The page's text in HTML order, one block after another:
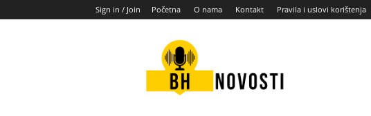
Sign in / Join Početna O nama Kontakt Pravila i uslovi korištenja